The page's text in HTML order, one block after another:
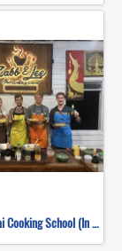
Zabb-E-Lee Thai Cooking School (In Organic Farm) Half day Morning Class